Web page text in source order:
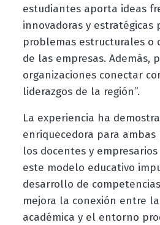
estudiantes aporta ideas
innovadoras y estratégicas
problemas estructurales o
de las empresas. Además,
organizaciones conectar
liderazgos de la región”.
La experiencia ha
enriquecedora para ambas
los docentes y
este modelo educativo
desarrollo de
mejora la conexión entre
académica y el entorno